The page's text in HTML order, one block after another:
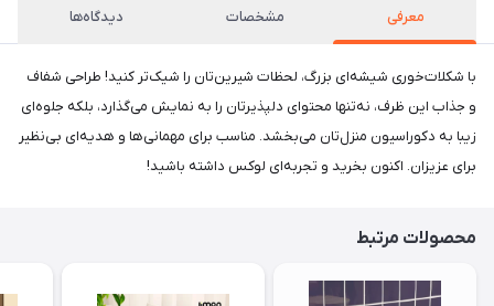
معرفی مشخصات دیدگاه‌ها
با شکلات‌خوری شیشه‌ای بزرگ، لحظات شیرین‌تان را شیک‌تر کنید! طراحی شفاف
و جذاب این ظرف، نه‌تنها محتوای دلپذیرتان را به نمایش می‌گذارد، بلکه جلوه‌ای
زیبا به دکوراسیون منزل‌تان می‌بخشد. مناسب برای مهمانی‌ها و هدیه‌ای بی‌نظیر
برای عزیزان. اکنون بخرید و تجربه‌ای لوکس داشته باشید!
محصولات مرتبط